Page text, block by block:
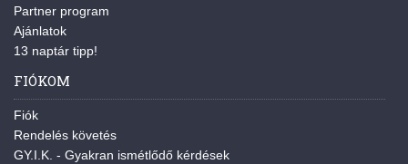
Partner program
Ajánlatok
13 naptár tipp!
FIÓKOM
Fiók
Rendelés követés
GY.I.K. - Gyakran ismétlődő kérdések